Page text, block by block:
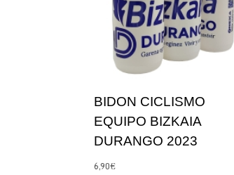
BIDON CICLISMO
EQUIPO BIZKAIA
DURANGO 2023
6,90€